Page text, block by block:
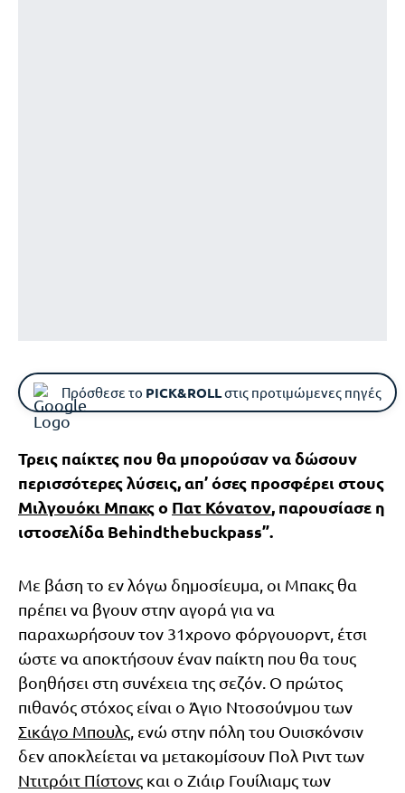
Πρόσθεσε το PICK&ROLLστις προτιμώμενες πηγές
Τρεις παίκτες που θα μπορούσαν να δώσουν
περισσότερες λύσεις, απ’ όσες προσφέρει στους
Μιλγουόκι Μπακςο Πατ Κόνατον, παρουσίασε η
ιστοσελίδα Behindthebuckpass”.
Με βάση το εν λόγω δημοσίευμα, οι Μπακς θα
πρέπει να βγουν στην αγορά για να
παραχωρήσουν τον 31χρονο φόργουορντ, έτσι
ώστε να αποκτήσουν έναν παίκτη που θα τους
βοηθήσει στη συνέχεια της σεζόν. Ο πρώτος
πιθανός στόχος είναι ο Άγιο Ντοσούνμου των
Σικάγο Μπουλς , ενώ στην πόλη του Ουισκόνσιν
δεν αποκλείεται να μετακομίσουν Πολ Ριντ των
Ντιτρόιτ Πίστονς και ο Ζιάιρ Γουίλιαμς των